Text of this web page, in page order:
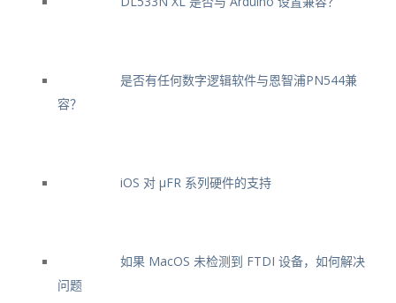
是否有任何数字逻辑软件与恩智浦PN544兼
容？
iOS 对 μFR 系列硬件的支持
如果 MacOS 未检测到 FTDI 设备，如何解决
问题